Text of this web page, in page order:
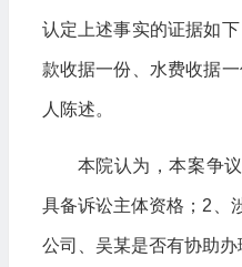
认定上述事实的证据如
款收据一份、水费收据
人陈述。
本院认为，本案争
具备诉讼主体资格；2、
公司、吴某是否有协助办